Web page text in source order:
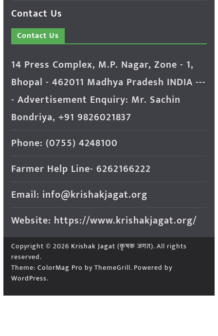
Contact Us
Contact Us
14 Press Complex, M.P. Nagar, Zone - 1,
Bhopal - 462011 Madhya Pradesh INDIA ---
- Advertisement Enquiry: Mr. Sachin
Bondriya, +91 9826021837
Phone: (0755) 4248100
Farmer Help Line- 6262166222
Email: info@krishakjagat.org
Website: https://www.krishakjagat.org/
Copyright © 2026 Krishak Jagat (कृषक जगत). All rights
reserved.
Theme: ColorMag Pro by ThemeGrill. Powered by
WordPress.